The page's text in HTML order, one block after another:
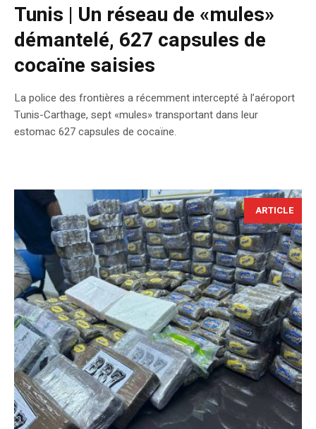
Tunis | Un réseau de «mules»
démantelé, 627 capsules de
cocaïne saisies
La police des frontières a récemment intercepté à l’aéroport
Tunis-Carthage, sept «mules» transportant dans leur
estomac 627 capsules de cocaïne.
ARTICLE